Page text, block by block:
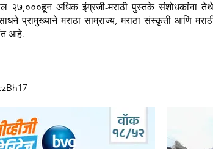
अधिक इंग्रजी-मराठी पुस्तके संशोधकांना
प्रामुख्याने मराठा साम्राज्य, मराठा संस्कृती आणि
आहे.